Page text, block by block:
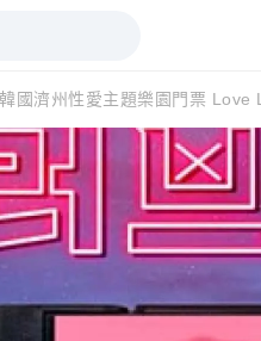
國濟州性愛主題樂園門票 Love